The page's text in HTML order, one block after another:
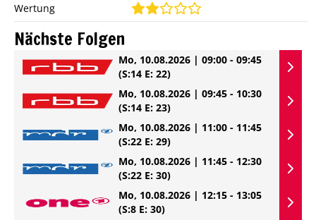
Wertung
Nächste Folgen
Mo, 10.08.2026 | 09:00 - 09:45
(S:14 E: 22)
Mo, 10.08.2026 | 09:45 - 10:30
(S:14 E: 23)
Mo, 10.08.2026 | 11:00 - 11:45
(S:22 E: 29)
Mo, 10.08.2026 | 11:45 - 12:30
(S:22 E: 30)
Mo, 10.08.2026 | 12:15 - 13:05
(S:8 E: 30)